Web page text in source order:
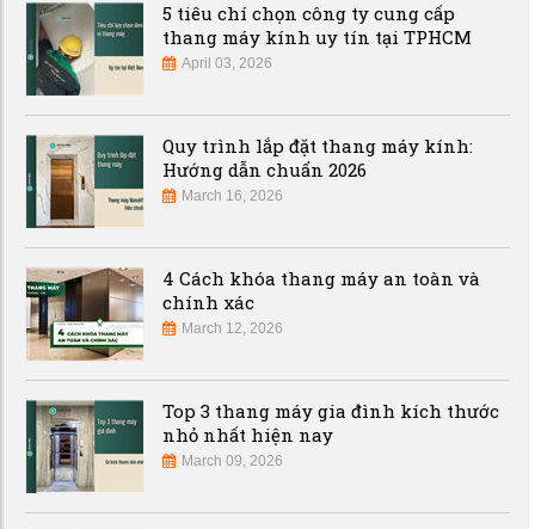
5 tiêu chí chọn công ty cung cấp
thang máy kính uy tín tại TPHCM
April 03, 2026
Quy trình lắp đặt thang máy kính:
Hướng dẫn chuẩn 2026
March 16, 2026
4 Cách khóa thang máy an toàn và
chính xác
March 12, 2026
Top 3 thang máy gia đình kích thước
nhỏ nhất hiện nay
March 09, 2026